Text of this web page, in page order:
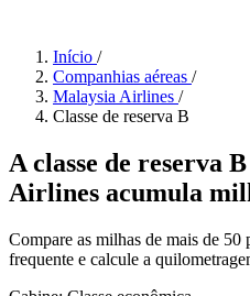
Início /
Companhias aéreas /
Malaysia Airlines /
Classe de reserva B
A classe de reserva
Airlines acumula
Compare as milhas de mais de 50
frequente e calcule a